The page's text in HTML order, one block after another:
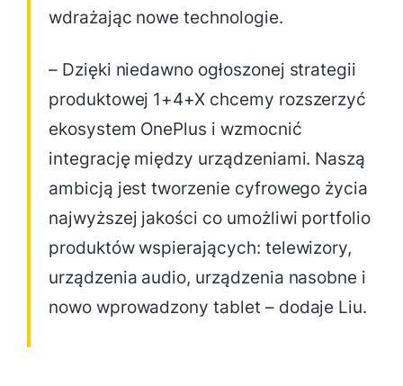
wdrażając nowe technologie.
– Dzięki niedawno ogłoszonej strategii
produktowej 1+4+X chcemy rozszerzyć
ekosystem OnePlus i wzmocnić
integrację między urządzeniami. Naszą
ambicją jest tworzenie cyfrowego życia
najwyższej jakości co umożliwi portfolio
produktów wspierających: telewizory,
urządzenia audio, urządzenia nasobne i
nowo wprowadzony tablet – dodaje Liu.